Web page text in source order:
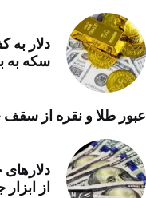
دلار
سکه به
عبور طلا و نقره از سقف
از